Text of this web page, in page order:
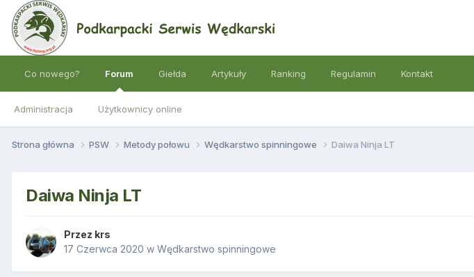
Co nowego? Forum
Administracja Użytkownicy online
Giełda Artykuły Ranking Regulamin Kontakt
Strona główna PSW Metody połowu Wędkarstwo spinningowe Daiwa Ninja LT
Daiwa Ninja LT
Przez krs
17 Czerwca 2020 w Wędkarstwo spinningowe